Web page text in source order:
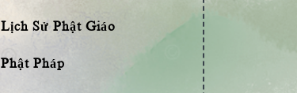
Lịch Sử Phật Giáo
Phật Pháp